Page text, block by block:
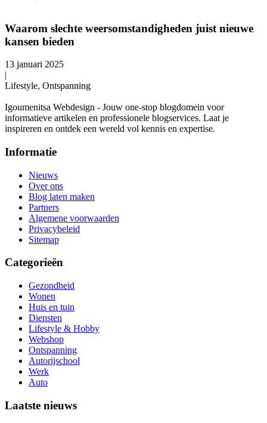
Waarom slechte weersomstandigheden juist nieuwe
kansen bieden
13 januari 2025
|
Lifestyle, Ontspanning
Igoumenitsa Webdesign - Jouw one-stop blogdomein voor
informatieve artikelen en professionele blogservices. Laat je
inspireren en ontdek een wereld vol kennis en expertise.
Informatie
Nieuws
Over ons
Blog laten maken
Partners
Algemene voorwaarden
Privacybeleid
Sitemap
Categorieën
Gezondheid
Wonen
Huis en tuin
Diensten
Lifestyle & Hobby
Webshop
Ontspanning
Autorijschool
Werk
Auto
Laatste nieuws